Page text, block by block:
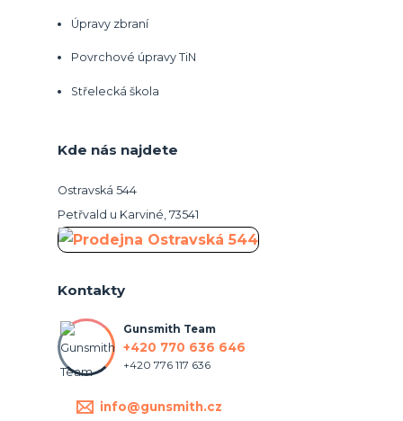
Úpravy zbraní
Povrchové úpravy TiN
Střelecká škola
Kde nás najdete
Ostravská 544
Petřvald u Karviné, 73541
Kontakty
Gunsmith Team
+420 770 636 646
+420 776 117 636
info@gunsmith.cz